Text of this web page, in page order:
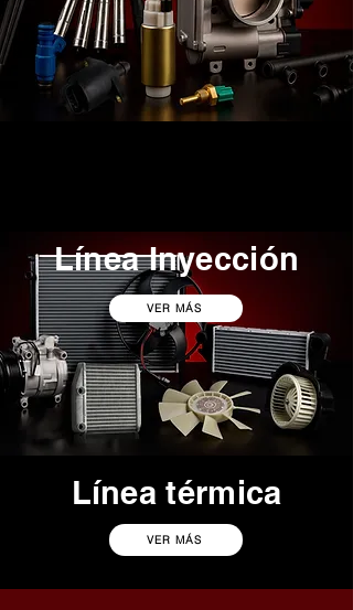
Línea Inyección
VER MÁS
Línea térmica
VER MÁS